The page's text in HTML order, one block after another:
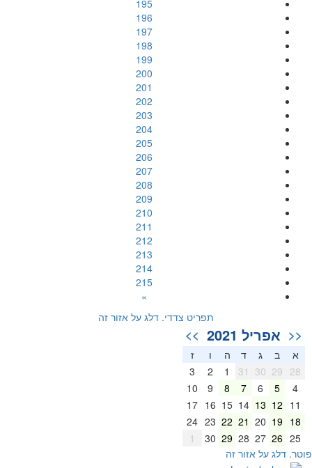
195
196
197
198
199
200
201
202
203
204
205
206
207
208
209
210
211
212
213
214
215
»
תפריט צדדי. דלג על אזור זה
<< אפריל 2021 >>
א ב ג ד ה
ז
28
29
30
31
2
3
4
5
6
7
8
9
10
11
12
13
14
15
16
17
18
19
20
21
22
23
24
25
26
27
28
29
30
דלג על אזור זה